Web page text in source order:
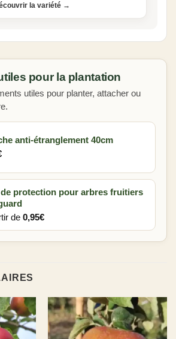
la variété →
pour la plantation
utiles pour planter, attacher ou
anti-étranglement 40cm
protection pour arbres fruitiers
de 0,95€